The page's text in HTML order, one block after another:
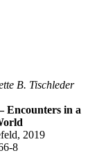
B. Tischleder
Encounters in a
2019
8